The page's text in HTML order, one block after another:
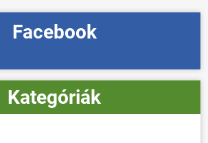
Facebook
Kategóriák